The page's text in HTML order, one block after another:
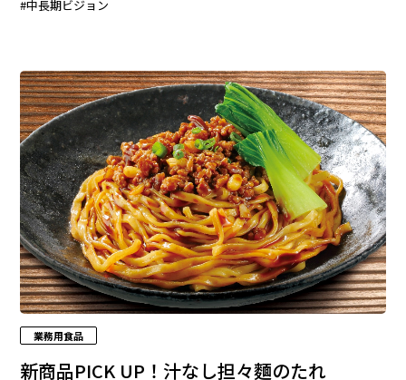
#中長期ビジョン
業務用食品
新商品PICK UP！汁なし担々麵のたれ